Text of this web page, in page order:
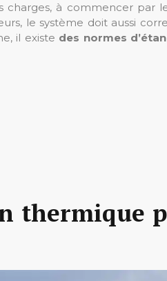
charges, à commencer par
le système doit aussi
il existe des normes
thermique